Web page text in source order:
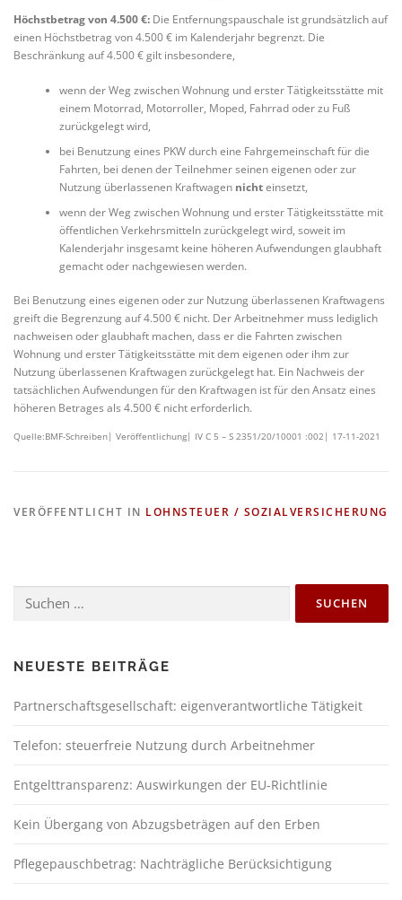
Höchstbetrag von 4.500 €: Die Entfernungspauschale ist grundsätzlich auf
einen Höchstbetrag von 4.500 € im Kalenderjahr begrenzt. Die
Beschränkung auf 4.500 € gilt insbesondere,
wenn der Weg zwischen Wohnung und erster Tätigkeitsstätte mit
einem Motorrad, Motorroller, Moped, Fahrrad oder zu Fuß
zurückgelegt wird,
bei Benutzung eines PKW durch eine Fahrgemeinschaft für die
Fahrten, bei denen der Teilnehmer seinen eigenen oder zur
Nutzung überlassenen Kraftwagen nichteinsetzt,
wenn der Weg zwischen Wohnung und erster Tätigkeitsstätte mit
öffentlichen Verkehrsmitteln zurückgelegt wird, soweit im
Kalenderjahr insgesamt keine höheren Aufwendungen glaubhaft
gemacht oder nachgewiesen werden.
Bei Benutzung eines eigenen oder zur Nutzung überlassenen Kraftwagens
greift die Begrenzung auf 4.500 € nicht. Der Arbeitnehmer muss lediglich
nachweisen oder glaubhaft machen, dass er die Fahrten zwischen
Wohnung und erster Tätigkeitsstätte mit dem eigenen oder ihm zur
Nutzung überlassenen Kraftwagen zurückgelegt hat. Ein Nachweis der
tatsächlichen Aufwendungen für den Kraftwagen ist für den Ansatz eines
höheren Betrages als 4.500 € nicht erforderlich.
Quelle:BMF-Schreiben| Veröffentlichung| IV C 5 – S 2351/20/10001 :002| 17-11-2021
VERÖFFENTLICHT IN LOHNSTEUER / SOZIALVERSICHERUNG
NEUESTE BEITRÄGE
Partnerschaftsgesellschaft: eigenverantwortliche Tätigkeit
Telefon: steuerfreie Nutzung durch Arbeitnehmer
Entgelttransparenz: Auswirkungen der EU-Richtlinie
Kein Übergang von Abzugsbeträgen auf den Erben
Pflegepauschbetrag: Nachträgliche Berücksichtigung